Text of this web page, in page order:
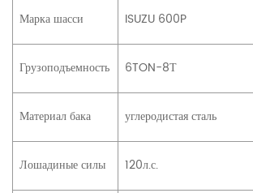
Марка шасси ISUZU 600P
Грузоподъемность 6TON-8Т
Материал бака углеродистая сталь
Лошадиные силы 120л.с.